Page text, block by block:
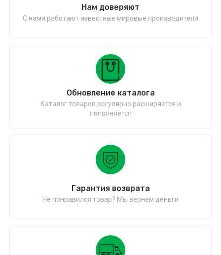
Нам доверяют
С нами работают известные мировые производители
Обновление каталога
Каталог товаров регулярно расширяется и
пополняется
Гарантия возврата
Не понравился товар? Мы вернем деньги